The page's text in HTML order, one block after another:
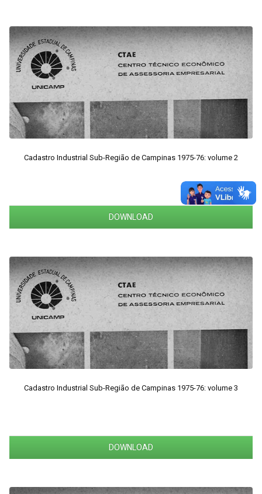
Cadastro Industrial Sub-Região de Campinas 1975-76: volume 2
DOWNLOAD
Cadastro Industrial Sub-Região de Campinas 1975-76: volume 3
DOWNLOAD